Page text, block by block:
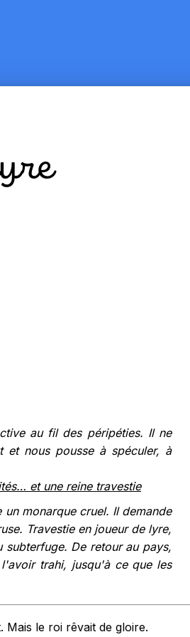
au fil des péripéties. Il ne
et nous pousse à spéculer, à
et une reine travestie
monarque cruel. Il demande
Travestie en joueur de lyre,
De retour au pays,
trahi, jusqu'à ce que les
Mais le roi rêvait de gloire.